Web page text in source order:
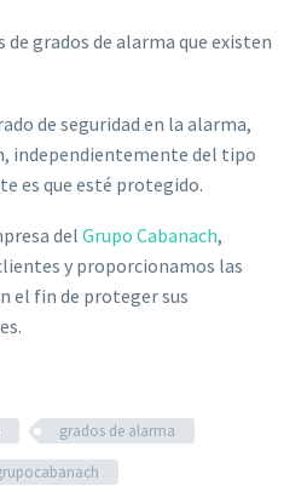
grados de alarma que existen
de seguridad en la alarma,
independientemente del tipo
es que esté protegido.
delGrupo Cabanach,
y proporcionamos las
el fin de proteger sus
grados de alarma